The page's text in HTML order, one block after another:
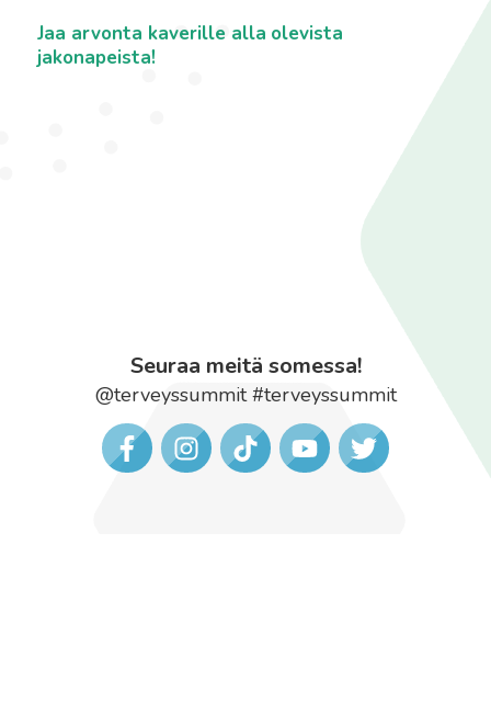
Jaa arvonta kaverille alla olevista
jakonapeista!
Seuraa meitä somessa!
@terveyssummit #terveyssummit